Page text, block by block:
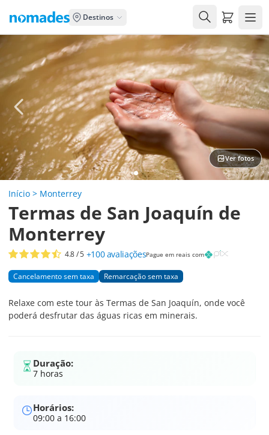
Destinos Carrito
Ver fotos
Início > Monterrey
Termas de San Joaquín de
Monterrey
4.8/ 5 +100 avaliaçõesPague em reais com
Cancelamento sem taxa Remarcação sem taxa
Relaxe com este tour às Termas de San Joaquín, onde você
poderá desfrutar das águas ricas em minerais.
Duração:
7 horas
Horários:
09:00 a 16:00